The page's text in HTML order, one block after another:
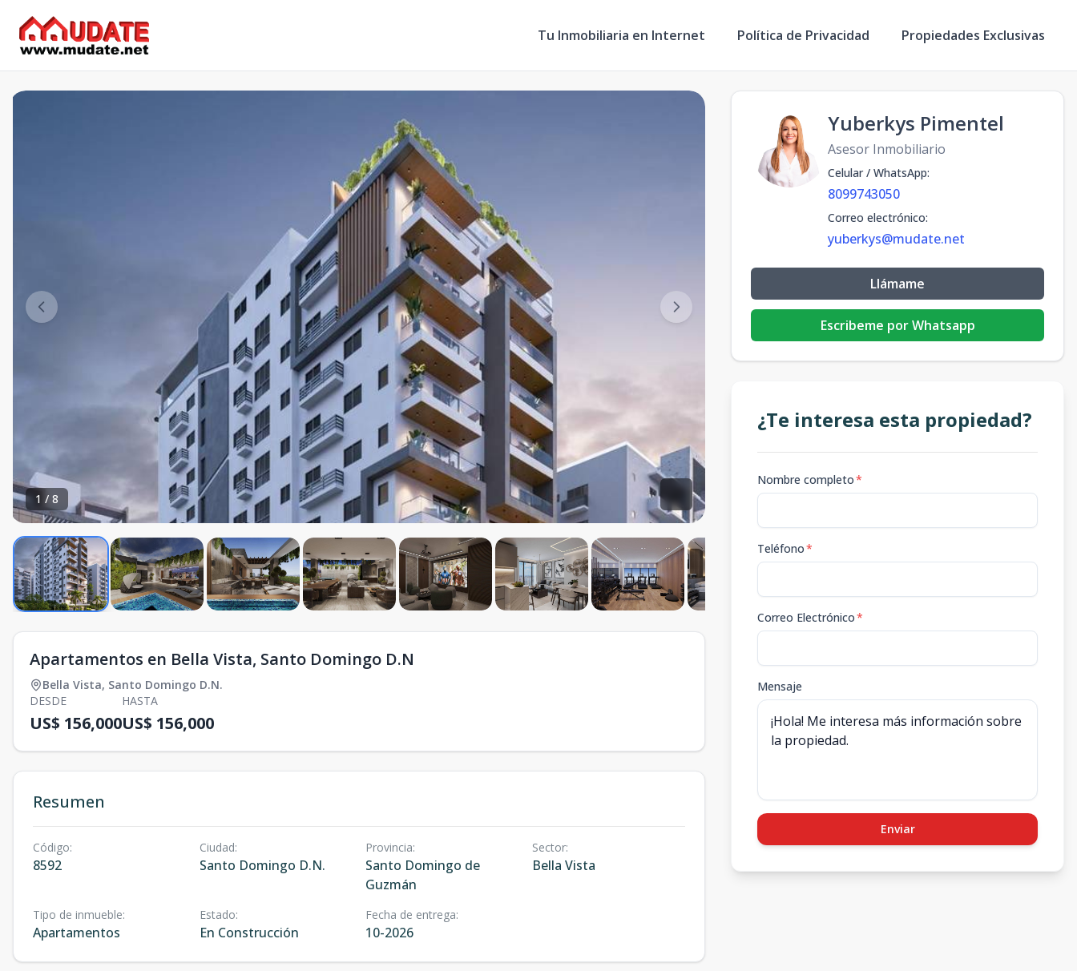
Tu Inmobiliaria en Internet Política de Privacidad Propiedades Exclusivas
1 / 8
Apartamentos en Bella Vista, Santo Domingo D.N
Bella Vista, Santo Domingo D.N.
DESDE
US$ 156,000
HASTA
US$ 156,000
Resumen
Código:
8592
Ciudad:
Santo Domingo D.N.
Provincia:
Santo Domingo de
Guzmán
Sector:
Bella Vista
Tipo de inmueble:
Apartamentos
Estado:
En Construcción
Fecha de entrega:
10-2026
Yuberkys Pimentel
Asesor Inmobiliario
Celular / WhatsApp:
8099743050
Correo electrónico:
yuberkys@mudate.net
Llámame
Escribeme por Whatsapp
¿Te interesa esta propiedad?
Nombre completo*
Teléfono*
Correo Electrónico*
Mensaje
Enviar